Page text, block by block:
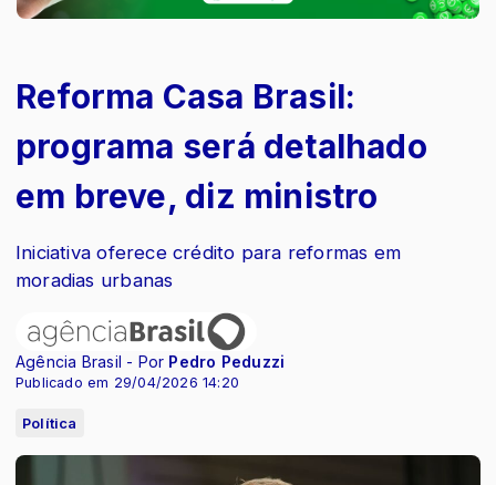
Reforma Casa Brasil:
programa será detalhado
em breve, diz ministro
Iniciativa oferece crédito para reformas em
moradias urbanas
Agência Brasil - Por Pedro Peduzzi
Publicado em 29/04/2026 14:20
Política